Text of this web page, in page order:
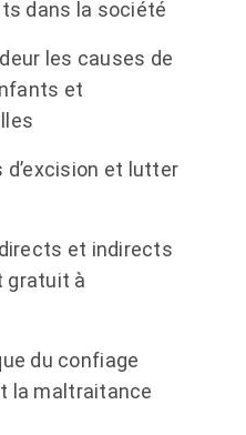
dans la société
les causes de
et
et lutter
et indirects
gratuit à
du confiage
la maltraitance